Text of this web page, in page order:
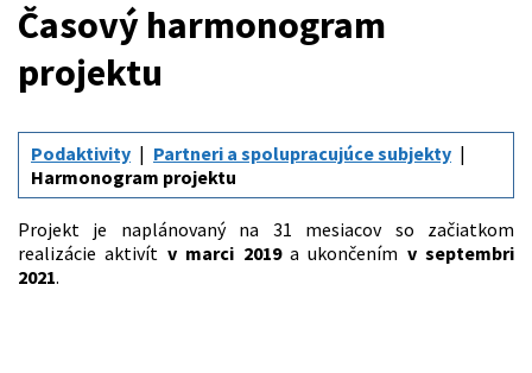
Časový harmonogram
projektu
Podaktivity
Partneri a spolupracujúce subjekty
Harmonogram projektu
Projekt je naplánovaný na 31 mesiacov so začiatkom
realizácie aktivít v marci 2019a ukončením v septembri
2021.